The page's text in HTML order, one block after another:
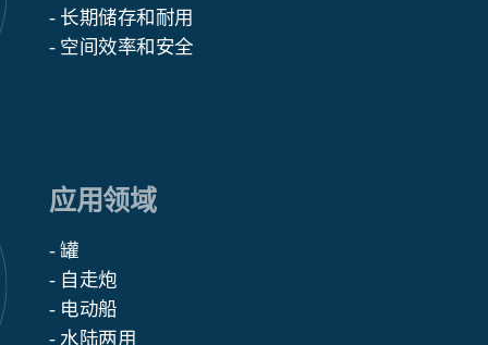
- 长期储存和耐用
- 空间效率和安全
应用领域
- 罐
- 自走炮
- 电动船
- 水陆两用